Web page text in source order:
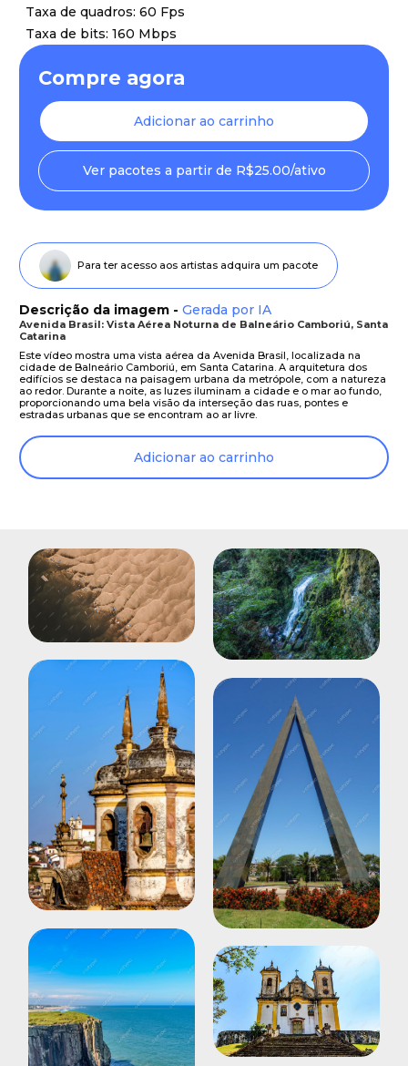
Taxa de quadros: 60 Fps
Taxa de bits: 160 Mbps
Compre agora
Adicionar ao carrinho
Ver pacotes a partir de R$25.00/ativo
Para ter acesso aos artistas adquira um pacote
Descrição da imagem - Gerada por IA
Avenida Brasil: Vista Aérea Noturna de Balneário Camboriú, Santa
Catarina
Este vídeo mostra uma vista aérea da Avenida Brasil, localizada na
cidade de Balneário Camboriú, em Santa Catarina. A arquitetura dos
edifícios se destaca na paisagem urbana da metrópole, com a natureza
ao redor. Durante a noite, as luzes iluminam a cidade e o mar ao fundo,
proporcionando uma bela visão da interseção das ruas, pontes e
estradas urbanas que se encontram ao ar livre.
Adicionar ao carrinho